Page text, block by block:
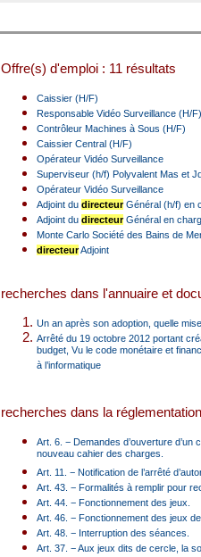
Offre(s) d'emploi : 11 résultats
Caissier (H/F)
Responsable Vidéo Surveillance (H/F)
Contrôleur Machines à Sous (H/F)
Caissier Central (H/F)
Opérateur Vidéo Surveillance
Superviseur (h/f) Polyvalent Mas et
Opérateur Vidéo Surveillance
Adjoint du directeurGénéral (h/f) en
Adjoint du directeurGénéral en
Monte Carlo Société des Bains de
directeurAdjoint
recherches dans l'annuaire et
Un an après son adoption, quelle
Arrêté du 19 octobre 2012 portant
budget, Vu le code monétaire et
à l’informatique
recherches dans la
Art. 6. − Demandes d’ouverture d’un
nouveau cahier des charges.
Art. 11. − Notification de l’arrêté
Art. 43. − Formalités à remplir pour
Art. 44. − Fonctionnement des jeux.
Art. 46. − Fonctionnement des jeux
Art. 48. − Interruption des séances.
Art. 37. − Aux jeux dits de cercle, la